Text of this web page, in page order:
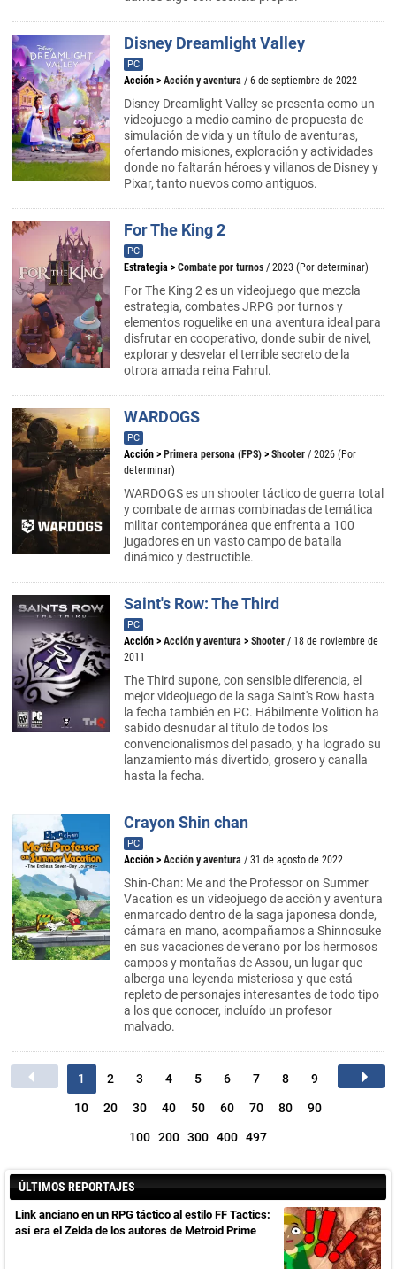
Disney Dreamlight Valley
PC
Acción > Acción y aventura / 6 de septiembre de 2022
Disney Dreamlight Valley se presenta como un
videojuego a medio camino de propuesta de
simulación de vida y un título de aventuras,
ofertando misiones, exploración y actividades
donde no faltarán héroes y villanos de Disney y
Pixar, tanto nuevos como antiguos.
For The King 2
PC
Estrategia > Combate por turnos / 2023 (Por determinar)
For The King 2 es un videojuego que mezcla
estrategia, combates JRPG por turnos y
elementos roguelike en una aventura ideal para
disfrutar en cooperativo, donde subir de nivel,
explorar y desvelar el terrible secreto de la
otrora amada reina Fahrul.
WARDOGS
PC
Acción > Primera persona (FPS) > Shooter / 2026 (Por
determinar)
WARDOGS es un shooter táctico de guerra total
y combate de armas combinadas de temática
militar contemporánea que enfrenta a 100
jugadores en un vasto campo de batalla
dinámico y destructible.
Saint's Row: The Third
PC
Acción > Acción y aventura > Shooter / 18 de noviembre de
2011
The Third supone, con sensible diferencia, el
mejor videojuego de la saga Saint's Row hasta
la fecha también en PC. Hábilmente Volition ha
sabido desnudar al título de todos los
convencionalismos del pasado, y ha logrado su
lanzamiento más divertido, grosero y canalla
hasta la fecha.
Crayon Shin chan
PC
Acción > Acción y aventura / 31 de agosto de 2022
Shin-Chan: Me and the Professor on Summer
Vacation es un videojuego de acción y aventura
enmarcado dentro de la saga japonesa donde,
cámara en mano, acompañamos a Shinnosuke
en sus vacaciones de verano por los hermosos
campos y montañas de Assou, un lugar que
alberga una leyenda misteriosa y que está
repleto de personajes interesantes de todo tipo
a los que conocer, incluído un profesor
malvado.
1 2 3 4 5 6 7 8 9
10 20 30 40 50 60 70 80 90
100 200 300 400 497
ÚLTIMOS REPORTAJES
Link anciano en un RPG táctico al estilo FF Tactics:
así era el Zelda de los autores de Metroid Prime